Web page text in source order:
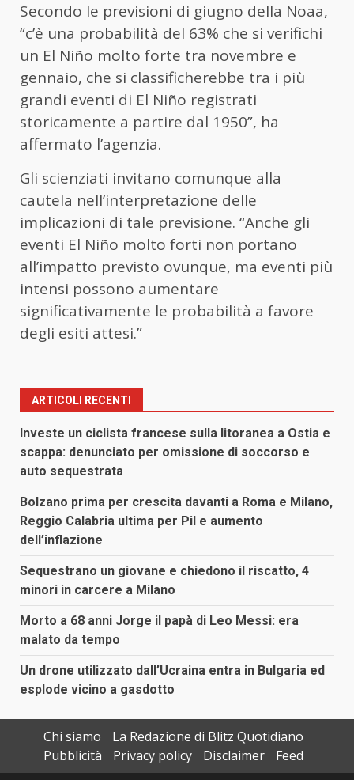
Secondo le previsioni di giugno della Noaa,
“c’è una probabilità del 63% che si verifichi
un El Niño molto forte tra novembre e
gennaio, che si classificherebbe tra i più
grandi eventi di El Niño registrati
storicamente a partire dal 1950”, ha
affermato l’agenzia.
Gli scienziati invitano comunque alla
cautela nell’interpretazione delle
implicazioni di tale previsione. “Anche gli
eventi El Niño molto forti non portano
all’impatto previsto ovunque, ma eventi più
intensi possono aumentare
significativamente le probabilità a favore
degli esiti attesi.”
ARTICOLI RECENTI
Investe un ciclista francese sulla litoranea a Ostia e
scappa: denunciato per omissione di soccorso e
auto sequestrata
Bolzano prima per crescita davanti a Roma e Milano,
Reggio Calabria ultima per Pil e aumento
dell’inflazione
Sequestrano un giovane e chiedono il riscatto, 4
minori in carcere a Milano
Morto a 68 anni Jorge il papà di Leo Messi: era
malato da tempo
Un drone utilizzato dall’Ucraina entra in Bulgaria ed
esplode vicino a gasdotto
Chi siamo
La Redazione di Blitz Quotidiano
Pubblicità
Privacy policy Disclaimer Feed